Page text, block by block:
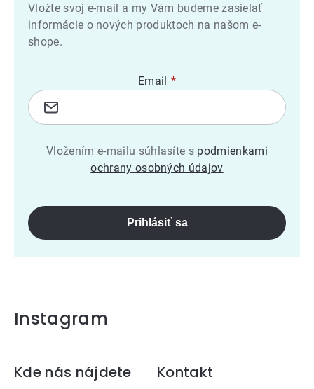
Vložte svoj e-mail a my Vám budeme zasielať
informácie o nových produktoch na našom e-
shope.
Email
Vložením e-mailu súhlasíte s podmienkami
ochrany osobných údajov
Prihlásiť sa
Instagram
Zápätie
Kde nás nájdete
Kontakt